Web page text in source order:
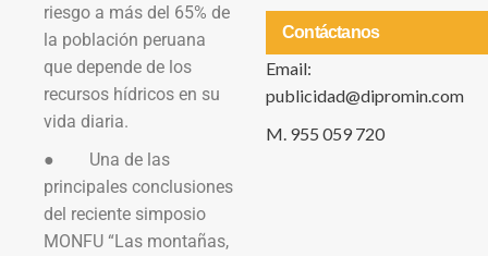
riesgo a más del 65% de
la población peruana
que depende de los
recursos hídricos en su
vida diaria.
● Una de las
principales conclusiones
del reciente simposio
MONFU “Las montañas,
Contáctanos
Email:
publicidad@dipromin.com
M. 955 059 720